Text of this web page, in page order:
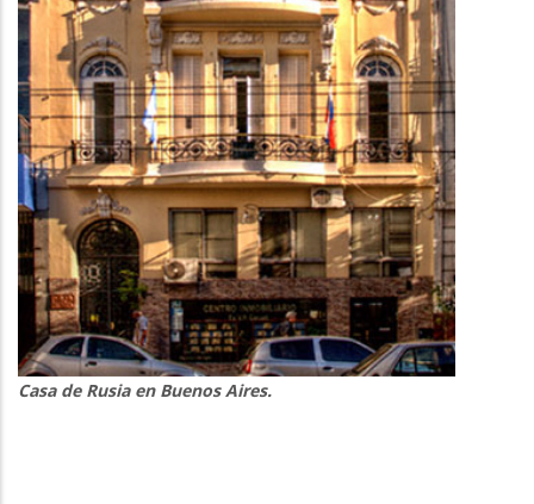
Casa de Rusia en Buenos Aires.